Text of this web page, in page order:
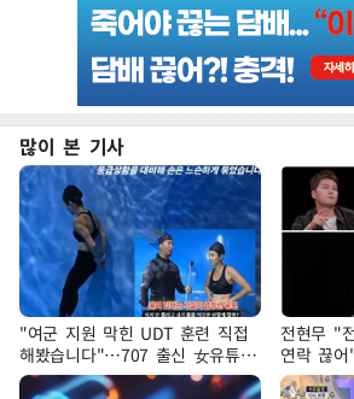
많이 본 기사
"여군 지원 막힌 UDT 훈련 직접
해봤습니다"…707 출신 女유튜버
'완벽 소화'
전현무 "
연락 끊